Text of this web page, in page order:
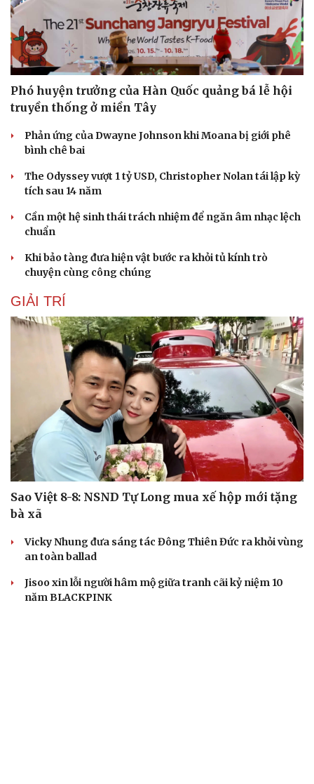
Phó huyện trưởng của Hàn Quốc quảng bá lễ hội
truyền thống ở miền Tây
Phản ứng của Dwayne Johnson khi Moana bị giới phê
bình chê bai
The Odyssey vượt 1 tỷ USD, Christopher Nolan tái lập kỳ
tích sau 14 năm
Cần một hệ sinh thái trách nhiệm để ngăn âm nhạc lệch
chuẩn
Khi bảo tàng đưa hiện vật bước ra khỏi tủ kính trò
chuyện cùng công chúng
GIẢI TRÍ
Sao Việt 8-8: NSND Tự Long mua xế hộp mới tặng
bà xã
Vicky Nhung đưa sáng tác Đông Thiên Đức ra khỏi vùng
an toàn ballad
Jisoo xin lỗi người hâm mộ giữa tranh cãi kỷ niệm 10
năm BLACKPINK